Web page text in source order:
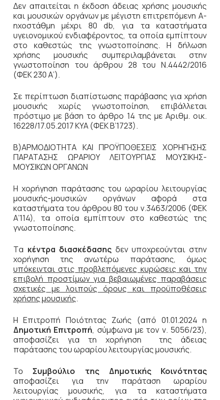
Δεν απαιτείται η έκδοση άδειας χρήσης μουσικής
και μουσικών οργάνων με μέγιστη επιτρεπόμενη Α-
ηχοστάθμη μέχρι 80 db, για τα καταστήματα
υγειονομικού ενδιαφέροντος, τα οποία εμπίπτουν
στο καθεστώς της γνωστοποίησης. Η δήλωση
χρήσης μουσικής συμπεριλαμβάνεται στην
γνωστοποίηση του άρθρου 28 του Ν.4442/2016
(ΦΕΚ 230 Α’).
Σε περίπτωση διαπίστωσης παράβασης για χρήση
μουσικής χωρίς γνωστοποίηση, επιβάλλεται
πρόστιμο με βάση το άρθρο 14 της με Αριθμ. οικ.
16228/17.05.2017 ΚΥΑ (ΦΕΚ Β’1723).
Β)ΑΡΜΟΔΙΟΤΗΤΑ ΚΑΙ ΠΡΟΫΠΟΘΕΣΕΙΣ ΧΟΡΗΓΗΣΗΣ
ΠΑΡΑΤΑΣΗΣ ΩΡΑΡΙΟΥ ΛΕΙΤΟΥΡΓΙΑΣ ΜΟΥΣΙΚΗΣ-
ΜΟΥΣΙΚΩΝ ΟΡΓΑΝΩΝ
Η χορήγηση παράτασης του ωραρίου λειτουργίας
μουσικής-μουσικών οργάνων αφορά στα
καταστήματα του άρθρου 80 του ν.3463/2006 (ΦΕΚ
Α’114), τα οποία εμπίπτουν στο καθεστώς της
γνωστοποίησης.
Tα κέντρα διασκέδασης δεν υποχρεούνται στην
χορήγηση της ανωτέρω παράτασης, όμως
υπόκεινται στις προβλεπόμενες κυρώσεις και την
επιβολή προστίμων για βεβαιωμένες παραβάσεις
σχετικές με λοιπούς όρους και προϋποθέσεις
χρήσης μουσικής.
Η Επιτροπή Ποιότητας Ζωής (από 01.01.2024 η
Δημοτική Επιτροπή, σύμφωνα με τον ν. 5056/23),
αποφασίζει για τη χορήγηση της άδειας
παράτασης του ωραρίου λειτουργίας μουσικής.
Το Συμβούλιο της Δημοτικής Κοινότητας
αποφασίζει για την παράταση ωραρίου
λειτουργίας μουσικής, για τα καταστήματα